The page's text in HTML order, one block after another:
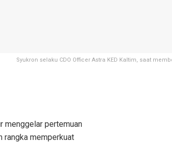
Syukron selaku CDO Officer Astra KED Kaltim, saat
menggelar pertemuan
rangka memperkuat